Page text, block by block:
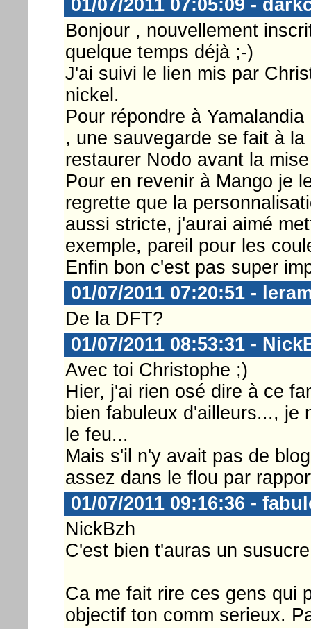
01/07/2011 07:05:09 -
Bonjour , nouvellement
quelque temps déjà ;-)
J'ai suivi le lien mis par
nickel.
Pour répondre à
, une sauvegarde se fait à
restaurer Nodo avant la
Pour en revenir à Mango je
regrette que la
aussi stricte, j'aurai aimé
exemple, pareil pour les
Enfin bon c'est pas super
01/07/2011 07:20:51 -
De la DFT?
01/07/2011 08:53:31 -
Avec toi Christophe ;)
Hier, j'ai rien osé dire à ce
bien fabuleux d'ailleurs..., je
le feu...
Mais s'il n'y avait pas de
assez dans le flou par
01/07/2011 09:16:36 -
NickBzh
C'est bien t'auras un
Ca me fait rire ces gens qui
objectif ton comm serieux.